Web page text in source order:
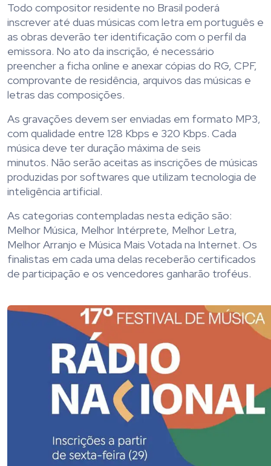
Todo compositor residente no Brasil poderá
inscrever até duas músicas com letra em português e
as obras deverão ter identificação com o perfil da
emissora. No ato da inscrição, é necessário
preencher a ficha online e anexar cópias do RG, CPF,
comprovante de residência, arquivos das músicas e
letras das composições.
As gravações devem ser enviadas em formato MP3,
com qualidade entre 128 Kbps e 320 Kbps. Cada
música deve ter duração máxima de seis
minutos. Não serão aceitas as inscrições de músicas
produzidas por softwares que utilizam tecnologia de
inteligência artificial.
As categorias contempladas nesta edição são:
Melhor Música, Melhor Intérprete, Melhor Letra,
Melhor Arranjo e Música Mais Votada na Internet. Os
finalistas em cada uma delas receberão certificados
de participação e os vencedores ganharão troféus.